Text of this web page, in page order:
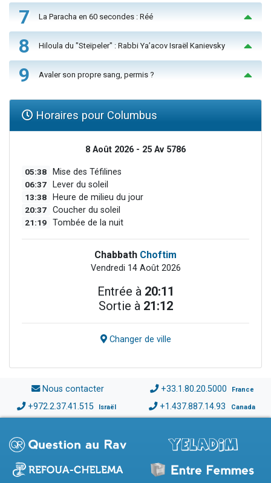
7 La Paracha en 60 secondes : Réé
8 Hiloula du "Steïpeler" : Rabbi Ya’acov Israël Kanievsky
9 Avaler son propre sang, permis ?
Horaires pour Columbus
8 Août 2026 - 25 Av 5786
05:38 Mise des Téfilines
06:37 Lever du soleil
13:38 Heure de milieu du jour
20:37 Coucher du soleil
21:19 Tombée de la nuit
Chabbath Choftim
Vendredi 14 Août 2026
Entrée à 20:11
Sortie à 21:12
Changer de ville
Nous contacter +33.1.80.20.5000 France
+972.2.37.41.515 Israël +1.437.887.14.93 Canada